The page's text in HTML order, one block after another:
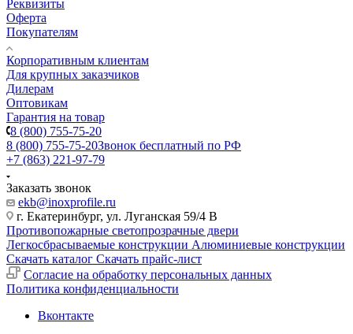
Реквизиты
Оферта
Покупателям
Корпоративным клиентам
Для крупных заказчиков
Дилерам
Оптовикам
Гарантия на товар
8 (800) 755-75-20
8 (800) 755-75-20Звонок бесплатный по РФ
+7 (863) 221-97-79
Заказать звонок
ekb@inoxprofile.ru
г. Екатеринбург, ул. Луганская 59/4 В
Противопожарные светопрозрачные двери
Легкосбрасываемые конструкции Алюминиевые конструкции
Скачать каталог Скачать прайс-лист
Cогласие на обработку персональных данных
Политика конфиденциальности
Вконтакте